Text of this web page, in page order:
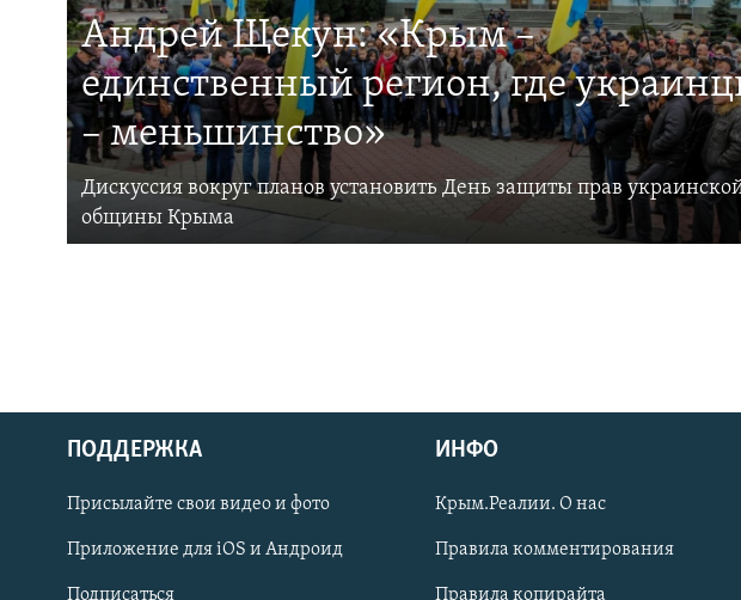
Українською
Qırımtatar
Андрей Щекун: «Крым –
единственный регион, где
– меньшинство»
Дискуссия вокруг планов установить День защиты прав
общины Крыма
ПОДДЕРЖКА
Присылайте свои видео и фото
Приложение для iOS и Андроид
Подписаться
ИНФО
Крым.Реалии. О нас
Правила комментирования
Правила копирайта